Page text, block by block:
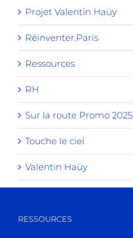
Projet Valentin Haüy
Réinventer.Paris
Ressources
RH
Sur la route Promo 2025
Touche le ciel
Valentin Haüy
RESSOURCES